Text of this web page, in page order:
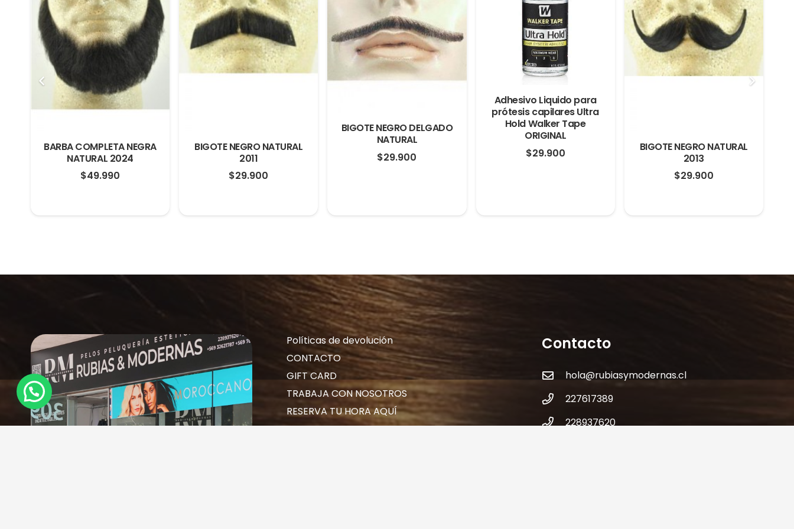
BARBA COMPLETA NEGRA
NATURAL 2024
$49.990
BIGOTE NEGRO NATURAL
2011
$29.900
BIGOTE NEGRO DELGADO
NATURAL
$29.900
Adhesivo Liquido para
prótesis capilares Ultra
Hold Walker Tape
ORIGINAL
$29.900
BIGOTE NEGRO NATURAL
2013
$29.900
Políticas de devolución
CONTACTO
GIFT CARD
TRABAJA CON NOSOTROS
RESERVA TU HORA AQUÍ
Contacto
hola@rubiasymodernas.cl
227617389
228937620
¿Necesitas Ayuda?